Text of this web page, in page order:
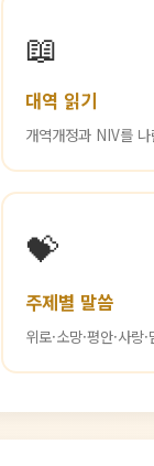
📖
대역 읽기
개역개정과 NIV를
💝
주제별 말씀
위로·소망·평안·사